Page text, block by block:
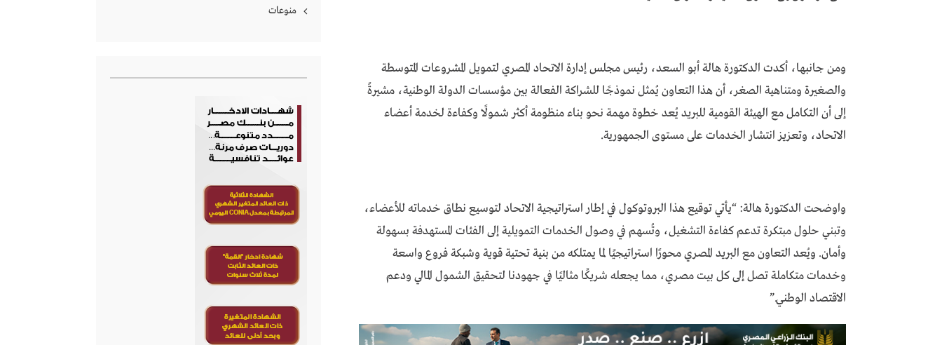
ومن جانبها، أكدت الدكتورة هالة أبو السعد، رئيس مجلس إدارة الاتحاد المصري لتمويل المشروعات المتوسطة
والصغيرة ومتناهية الصغر، أن هذا التعاون يُمثل نموذجًا للشراكة الفعالة بين مؤسسات الدولة الوطنية، مشيرةً
إلى أن التكامل مع الهيئة القومية للبريد يُعد خطوة مهمة نحو بناء منظومة أكثر شمولًا وكفاءة لخدمة أعضاء
الاتحاد، وتعزيز انتشار الخدمات على مستوى الجمهورية.
واوضحت الدكتورة هالة: “يأتي توقيع هذا البروتوكول في إطار استراتيجية الاتحاد لتوسيع نطاق خدماته للأعضاء،
وتبني حلول مبتكرة تدعم كفاءة التشغيل، وتُسهم في وصول الخدمات التمويلية إلى الفئات المستهدفة بسهولة
وأمان. ويُعد التعاون مع البريد المصري محورًا استراتيجيًا لما يمتلكه من بنية تحتية قوية وشبكة فروع واسعة
وخدمات متكاملة تصل إلى كل بيت مصري، مما يجعله شريكًا مثاليًا في جهودنا لتحقيق الشمول المالي ودعم
الاقتصاد الوطني.”
منوعات